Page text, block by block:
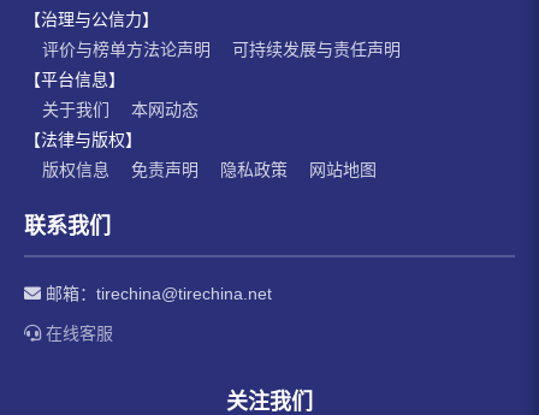
【治理与公信力】
评价与榜单方法论声明
可持续发展与责任声明
【平台信息】
关于我们
本网动态
【法律与版权】
版权信息
免责声明 隐私政策 网站地图
联系我们
邮箱： tirechina@tirechina.net
在线客服
关注我们